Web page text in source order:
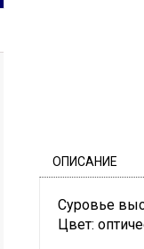
ОПИСАНИЕ
Суровье
Цвет: